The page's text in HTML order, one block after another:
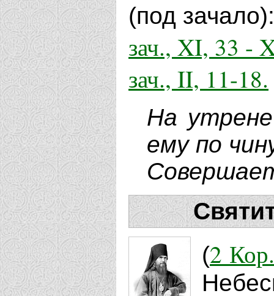
(под
зач., XI, 33 -
зач., II, 11-18.
На утрене
ему по
(2